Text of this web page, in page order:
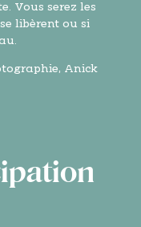
Vous serez les
libèrent ou si
Anick